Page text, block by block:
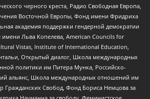
черного креста, Радио Свободная Европа,
Восточной Европы, Фонд имени Фридриха
академия поддержки гендерной демократии
Льва Копелева, American Councils for
Vistas, Institute of International Education,
Открытый диалог, Школа международных
политики им Питера Мунка, Российско-
альянс, Школа международных отношений им
Гражданских Свобод, Фонд Бориса Немцова за